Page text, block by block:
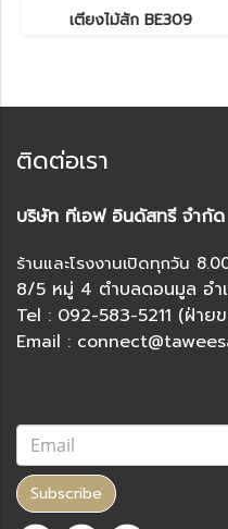
เตียงไม้สัก BE309
ติดต่อเรา
บริษัท ทีเอฟ อินดัสทรี จำกัด
ร้านและโรงงานเปิดทุกวัน
8/5 หมู่ 4 ตำบลดอนมูล อำ
Tel : 092-583-5211 (ฝ่าย
Email :
Subscribe